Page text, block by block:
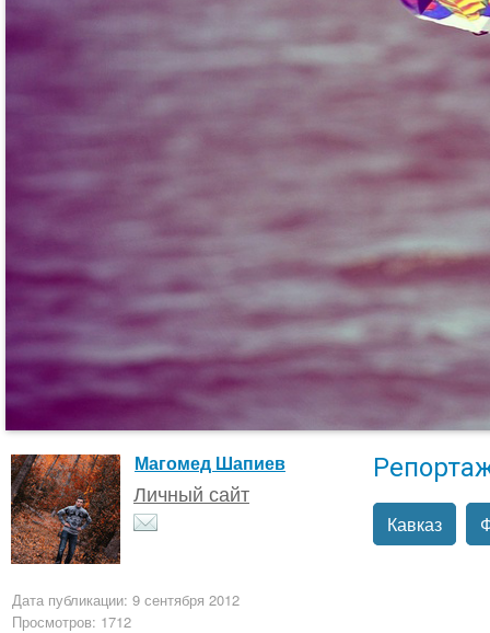
Магомед Шапиев
Личный сайт
Кавказ
Дата публикации: 9 сентября 2012
Просмотров: 1712